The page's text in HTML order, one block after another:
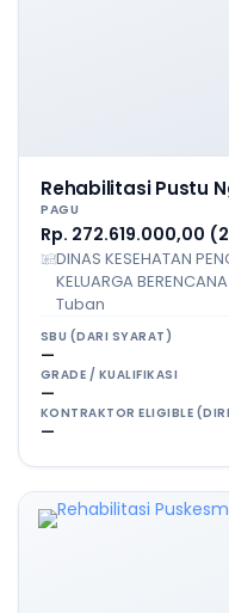
Rehabilitasi Pustu
PAGU
Rp. 272.619.000,00
DINAS KESEHATAN
KELUARGA
Tuban
SBU (DARI SYARAT)
—
GRADE / KUALIFIKASI
—
KONTRAKTOR ELIGIBLE
—